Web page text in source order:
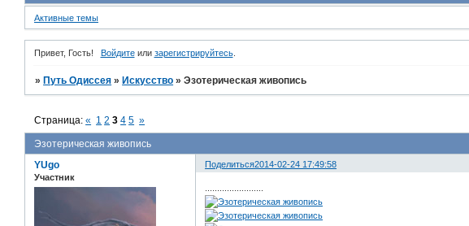
Активные темы
Привет, Гость! Войдитеили зарегистрируйтесь.
» Путь Одиссея » Искусство »Эзотерическая живопись
Эзотерическая живопись
Страница:« 1 2 3 4 5 »
Поделиться2014-02-24 17:49:58
YUgo
Участник